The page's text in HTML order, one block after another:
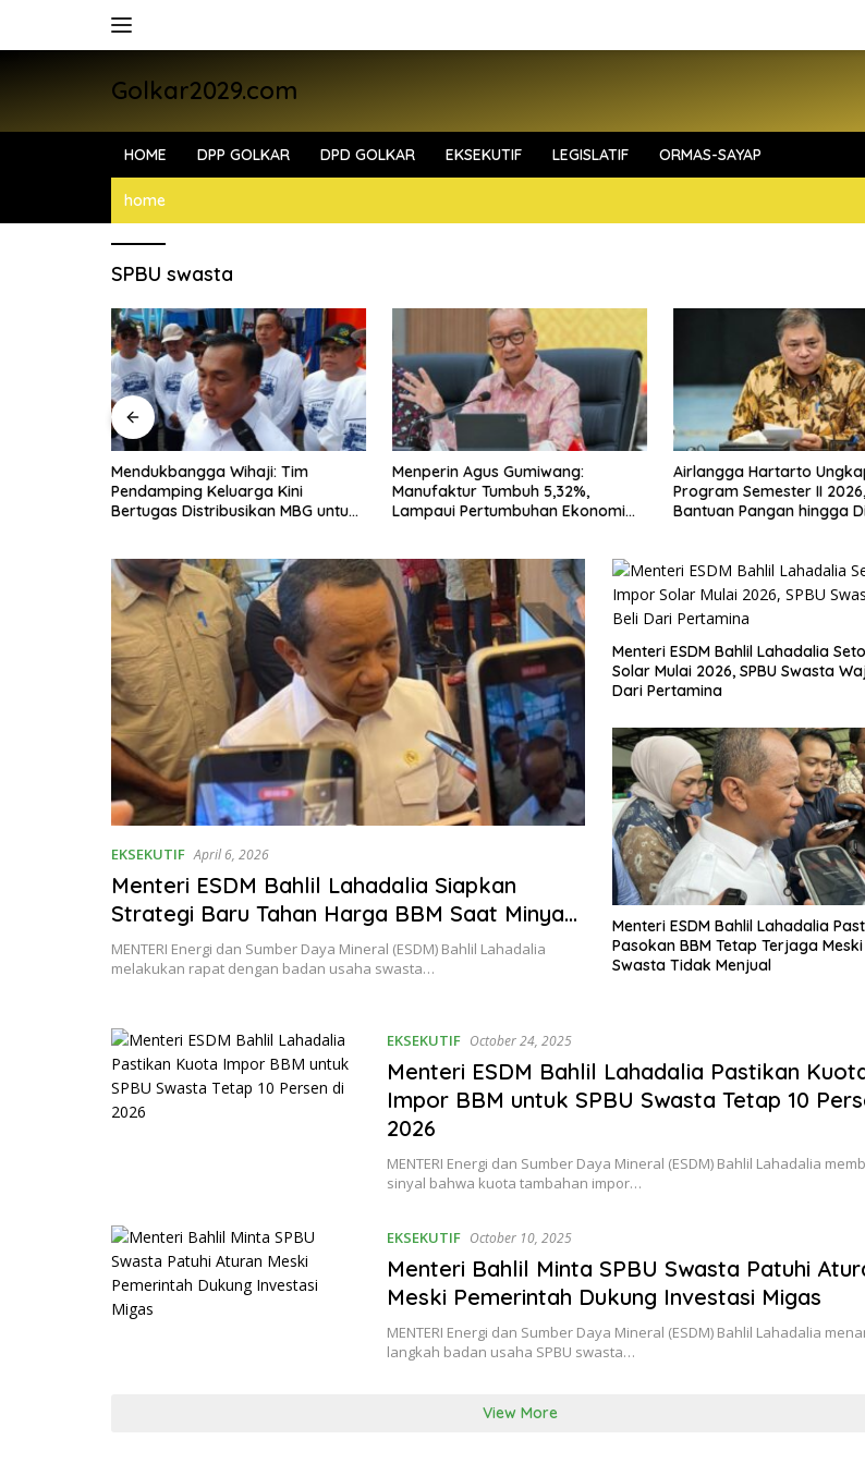
Golkar2029.com
HOME DPP GOLKAR DPD GOLKAR EKSEKUTIF LEGISLATIF ORMAS-SAYAP
home
SPBU swasta
Mendukbangga Wihaji: Tim
Pendamping Keluarga Kini
Bertugas Distribusikan MBG untuk
Menperin Agus Gumiwang:
Manufaktur Tumbuh 5,32%,
Lampaui Pertumbuhan Ekonomi
Airlangga Hartarto
Program Semester II
Bantuan Pangan hingga
EKSEKUTIF April 6, 2026
Menteri ESDM Bahlil Lahadalia Siapkan
Strategi Baru Tahan Harga BBM Saat Minyak
Dunia Naik
MENTERI Energi dan Sumber Daya Mineral (ESDM) Bahlil Lahadalia
melakukan rapat dengan badan usaha swasta…
Menteri ESDM Bahlil Lahadalia
Solar Mulai 2026, SPBU Swasta
Dari Pertamina
Menteri ESDM Bahlil Lahadalia
Pasokan BBM Tetap Terjaga Meski
Swasta Tidak Menjual
EKSEKUTIF October 24, 2025
Menteri ESDM Bahlil Lahadalia Pastikan
Impor BBM untuk SPBU Swasta Tetap 10
2026
MENTERI Energi dan Sumber Daya Mineral (ESDM) Bahlil Lahadalia
sinyal bahwa kuota tambahan impor…
EKSEKUTIF October 10, 2025
Menteri Bahlil Minta SPBU Swasta Patuhi
Meski Pemerintah Dukung Investasi Migas
MENTERI Energi dan Sumber Daya Mineral (ESDM) Bahlil Lahadalia
langkah badan usaha SPBU swasta…
View More